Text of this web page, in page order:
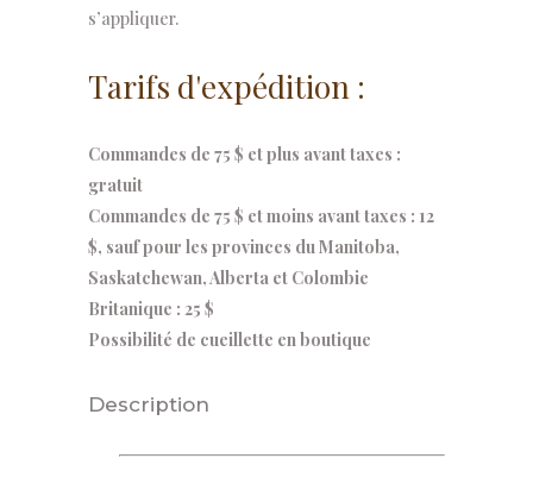
s’appliquer.
Tarifs d'expédition :
Commandes de 75 $ et plus avant taxes :
gratuit
Commandes de 75 $ et moins avant taxes : 12
$, sauf pour les provinces du Manitoba,
Saskatchewan, Alberta et Colombie
Britanique : 25 $
Possibilité de cueillette en boutique
Description